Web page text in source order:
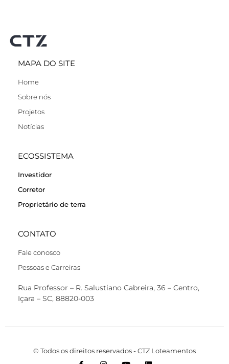
MAPA DO SITE
Home
Sobre nós
Projetos
Notícias
ECOSSISTEMA
Investidor
Corretor
Proprietário de terra
CONTATO
Fale conosco
Pessoas e Carreiras
Rua Professor – R. Salustiano Cabreira, 36 – Centro,
Içara – SC, 88820-003
© Todos os direitos reservados - CTZ Loteamentos